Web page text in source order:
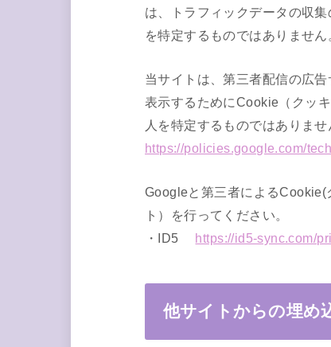
は、トラフィックデータの収
を特定するものではありません
当サイトは、第三者配信の広
表示するためにCookie（クッ
人を特定するものではありま
https://policies.google.com/
Googleと第三者によるCookie(
ト）を行ってください。
・ID5 https://id5-sync.com/
他サイトからの埋め